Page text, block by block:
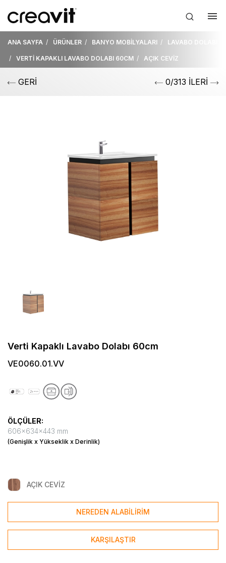
ANA SAYFA ÜRÜNLER BANYO MOBİLYALARI LAVABO DOLABI
VERTİ KAPAKLI LAVABO DOLABI 60CM AÇIK CEVİZ
GERİ 0/313 İLERİ
Verti Kapaklı Lavabo Dolabı 60cm
VE0060.01.VV
ÖLÇÜLER:
606x634x443 mm
(Genişlik x Yükseklik x Derinlik)
AÇIK CEVİZ
NEREDEN ALABİLİRİM
KARŞILAŞTIR